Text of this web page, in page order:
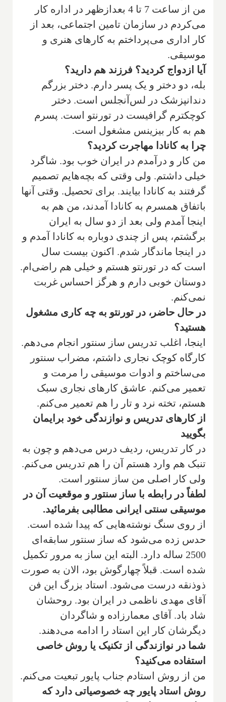
‌من از ساعت 7 تا 4 بعدازظهر در اداره کار
می‌کردم در سازمان تامین اجتماعی، بعد از
کار اداری می‌پرداختم به کارهای هنری و
موسیقی.
‌آیا ازدواج کردید؟ فرزند هم دارید؟
‌بله، دو دختر و یک پسر دارم. دختر بزرگم
دندانپزشک در لس‌آنجلس است. دختر
کوچکترم گرافیست در تورنتو است. پسرم
هم به کار بیزینس مشغول است.
‌چرا به کانادا مهاجرت کردید؟
‌من کار و درآمدم در ایران خوب بود. شاگرد
خیلی داشتم. ولی وقتی که بچه‌هایم تصمیم
گرفتند به کانادا بیایند. برای تحصیل. وقتی آنها
باتفاق همسرم به کانادا آمدند، من هم به
اینجا آمدم ولی بعد از دو سال به ایران
برگشتم، پس از چندی دوباره به کانادا آمدم و
در اینجا ماندگار شدم. اکنون بیست سال
است که در تورنتو هستم و خیلی هم راضی‌ام.
دوستان خوبی دارم و هرگز احساس غربت
نمی‌کنم.
در حال حاضر، در تورنتو به چه کاری مشغول
هستید؟
‌اینجا، اغلب تدریس ساز سنتور انجام می‌دهم.
کارگاه کوچک نجاری داشتم، مضراب سنتور
می‌ساختم و ادوات موسیقی را مرمت و
تعمیر می‌کنم. عاشق کارهای نجاری سبک
هستم، تخته نرد و تار را هم تعمیر می‌کنم.‌
‌از کارهای تدریس و نوازندگی خود برایمان
بگویید
‌در کار تدریس، ردیف درس می‌دهم و چون به
تنبک هم وارد هستم آن را هم تدریس می‌کنم.
ولی کار اصلی من ساز سنتور است.
‌لطفاً در رابطه با ساز سنتور و موقعیت آن در
موسیقی سنتی ایرانی مطالبی بفرمائید.
‌از روی سنگ نوشته‌هایی که پیدا شده است.
حدس زده می‌شود که ساز سنتور سابقه‌ای
2500 ساله دارد. البته این ساز به مرور تکمیل
شده است. قبلاً چهارگوش بود، الان به صورت
ذوذنقه درست می‌شود. استاد بزرگ این فن
آقای مهدی ناظمی در ایران بود. روحشان
شاد باد. آقای معمار‌زاده و شاگردان
دیگرشان کار این استاد را ادامه می‌دهند.
‌شما در نوا‌زندگی از تکنیک یا روش خاصی
استفاده می‌کنید؟
‌من از روش استادم جناب پایور تبعیت می‌کنم.
‌روش استاد پایور چه خصوصیاتی دارد که